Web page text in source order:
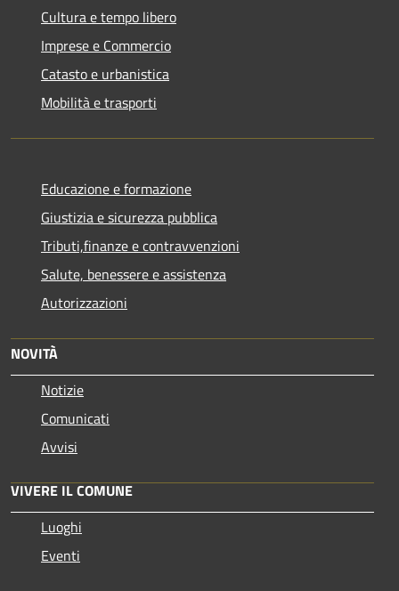
Cultura e tempo libero
Imprese e Commercio
Catasto e urbanistica
Mobilità e trasporti
Educazione e formazione
Giustizia e sicurezza pubblica
Tributi,finanze e contravvenzioni
Salute, benessere e assistenza
Autorizzazioni
NOVITÀ
Notizie
Comunicati
Avvisi
VIVERE IL COMUNE
Luoghi
Eventi